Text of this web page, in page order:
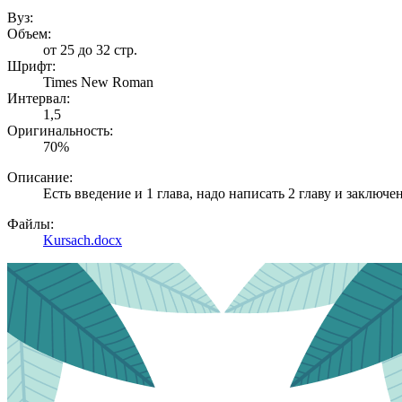
Вуз:
Объем:
от 25 до 32 стр.
Шрифт:
Times New Roman
Интервал:
1,5
Оригинальность:
70%
Описание:
Есть введение и 1 глава, надо написать 2 главу и
Файлы:
Kursach.docx